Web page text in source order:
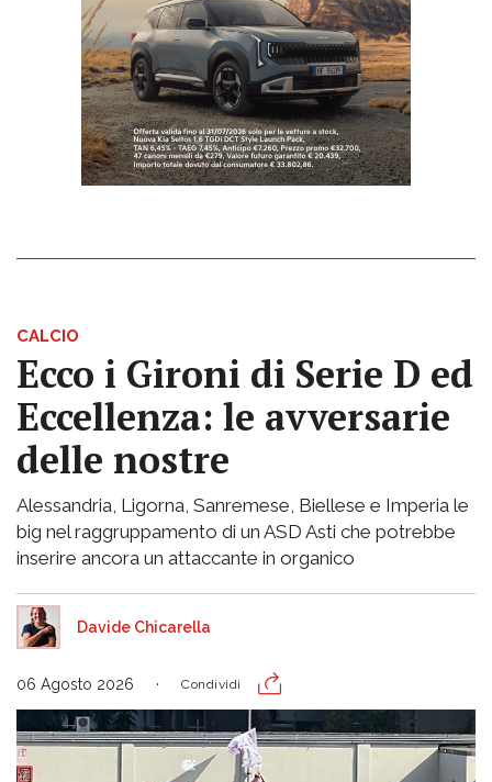
CALCIO
Ecco i Gironi di Serie D ed
Eccellenza: le avversarie
delle nostre
Alessandria, Ligorna, Sanremese, Biellese e Imperia le
big nel raggruppamento di un ASD Asti che potrebbe
inserire ancora un attaccante in organico
Davide Chicarella
06 Agosto 2026 Condividi